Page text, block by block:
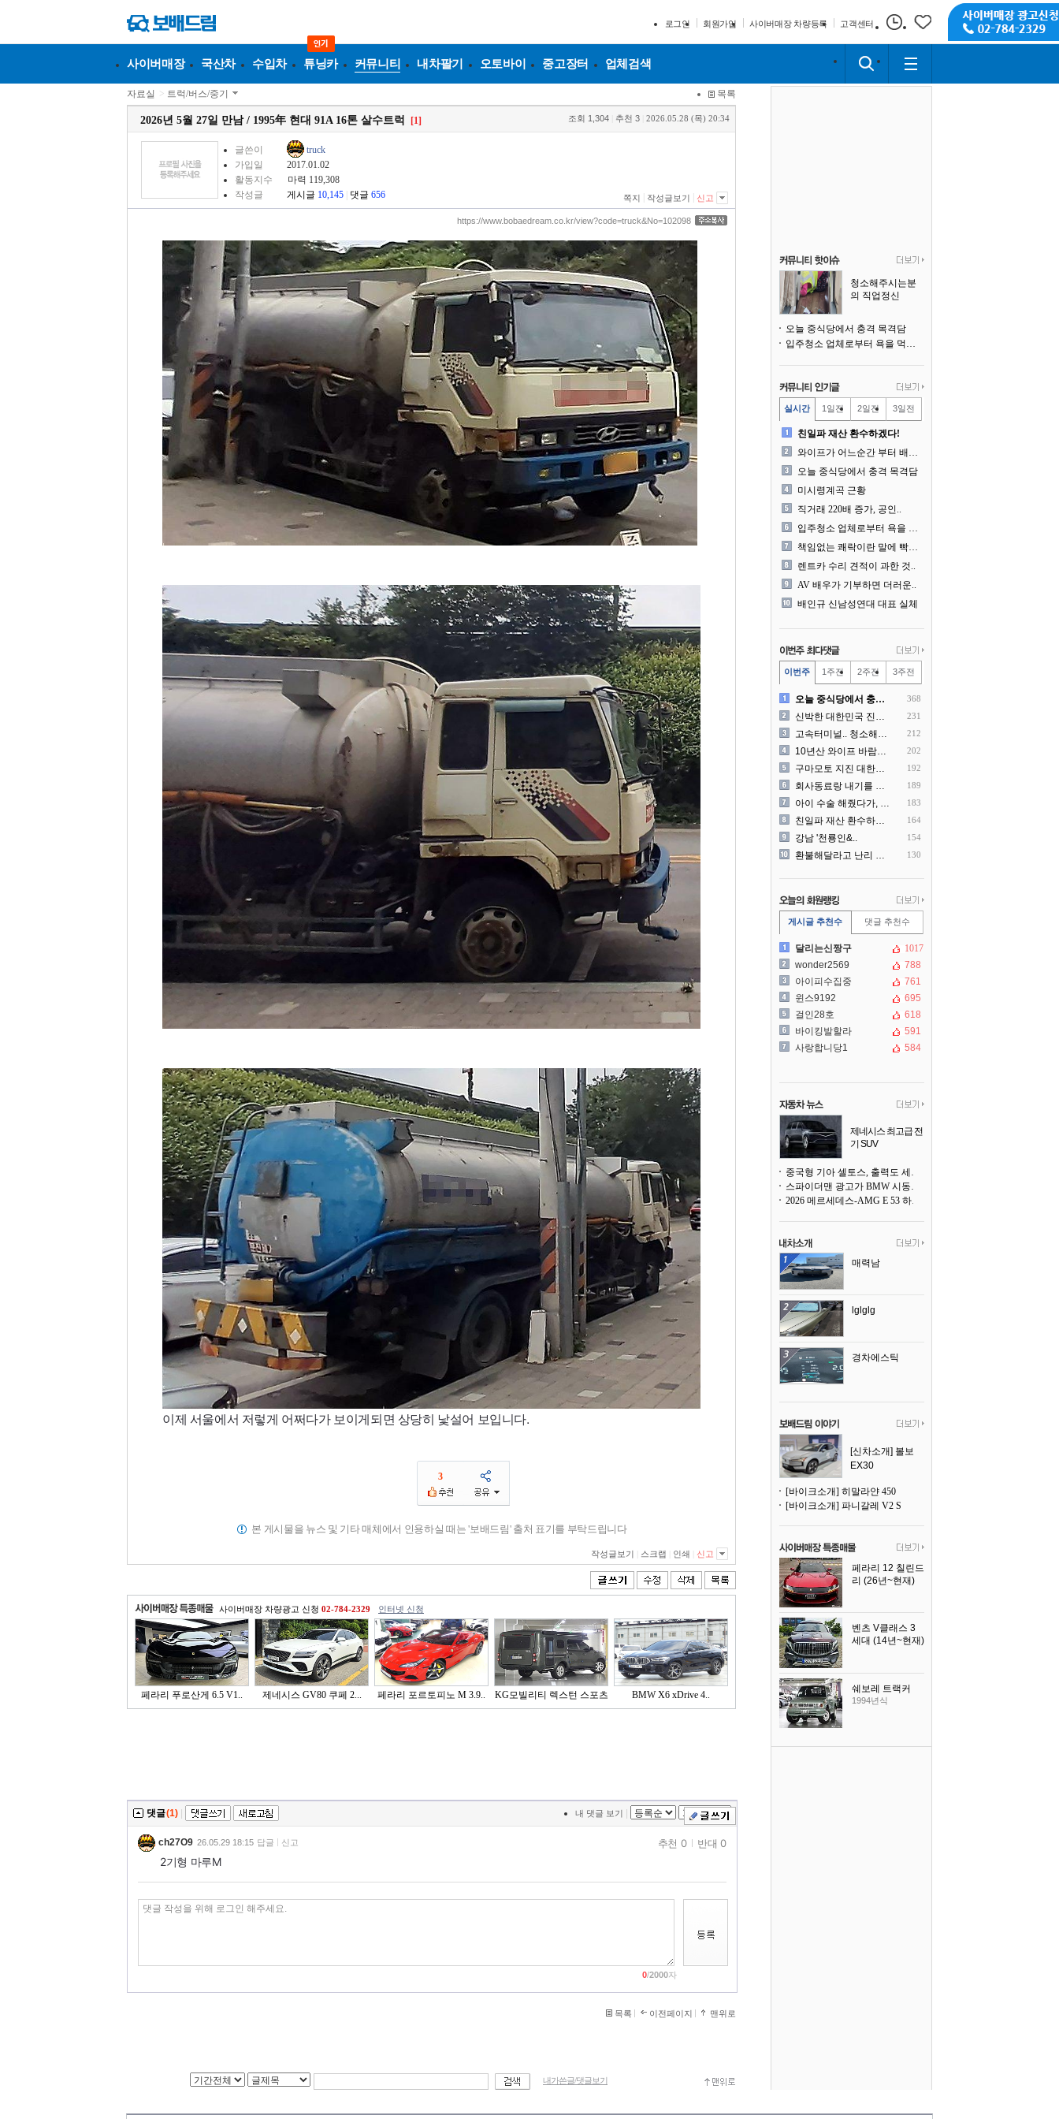
로그인 회원가입 사이버매장 차량등록 고객센터
사이버매장 국산차 수입차 튜닝카 커뮤니티 내차팔기 오토바이 중고장터 업체검색
자료실 > 트럭/버스/중기 목록
2026년 5월 27일 만남 / 1995年 현대 91A 16톤 살수트럭 [1] 조회 1,304 추천 3 2026.05.28 (목) 20:34
글쓴이
truck
가입일
2017.01.02
활동지수
마력 119,308
작성글
게시글 10,145 댓글 656 쪽지 작성글보기 신고
https://www.bobaedream.co.kr/view?code=truck&No=102098
이제 서울에서 저렇게 어쩌다가 보이게되면 상당히 낯설어 보입니다.
3
본 게시물을 뉴스 및 기타 매체에서 인용하실 때는 '보배드림' 출처 표기를 부탁드립니다
작성글보기 스크랩 인쇄 신고
사이버매장 차량광고 신청 02-784-2329 인터넷 신청
페라리 푸로산게 6.5 V1.. 제네시스 GV80 쿠페 2... 페라리 포르토피노 M 3.9..
KG모빌리티 렉스턴 스포츠
BMW X6 xDrive 4..
댓글(1) | 내 댓글 보기 |
ch27O9 26.05.29 18:15 답글 신고
2기형 마루M
추천 0 반대 0
0/2000자
목록 이전페이지 맨위로
내가쓴글/댓글보기
청소해주시는분
의 직업정신
오늘 중식당에서 충격 목격담
입주청소 업체로부터 욕을 먹고 있습니다
실시간 1일전 2일전 3일전
친일파 재산 환수하겠다!
와이프가 어느순간 부터 배달..
오늘 중식당에서 충격 목격담
미시령계곡 근황
직거래 220배 증가, 공인..
입주청소 업체로부터 욕을 먹..
책임없는 쾌락이란 말에 빡친..
렌트카 수리 견적이 과한 것..
AV 배우가 기부하면 더러운..
배인규 신남성연대 대표 실체
이번주 1주전 2주전 3주전
오늘 중식당에서 충격 목격담 368
신박한 대한민국 진상 근황 231
고속터미널.. 청소해주시는.. 212
10년산 와이프 바람나서 이.. 202
구마모토 지진 대한항공 생수.. 192
회사동료랑 내기를 했습니다 189
아이 수술 해줬다가, 부모에.. 183
친일파 재산 환수하겠다! 164
강남 '천룡인&.. 154
환불해달라고 난리 난 미국 .. 130
게시글 추천수 댓글 추천수
달리는신짱구
1017
wonder2569
788
아이피수집중
761
윈스9192
695
걸인28호
618
바이킹발할라
591
사랑합니당1
584
제네시스 최고급 전
기 SUV
중국형 기아 셀토스, 출력도 세지고 27인치 초대형 디스플레이까지
스파이더맨 광고가 BMW 시동화면을 점령하다, 오너들은 불만
2026 메르세데스-AMG E 53 하이브리드 왜건 시승기
매력남
lglglg
경차에스틱
[신차소개] 볼보
EX30
[바이크소개] 히말라얀 450
[바이크소개] 파니갈레 V2 S
페라리 12 칠린드
리 (26년~현재)
벤츠 V클래스 3
세대 (14년~현재)
쉐보레 트랙커
1994년식